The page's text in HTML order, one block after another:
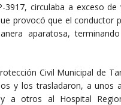
3917, circulaba a exceso
provocó que el conductor
aparatosa,
Civil Municipal de
y los trasladaron, a unos
y a otros al Hospital